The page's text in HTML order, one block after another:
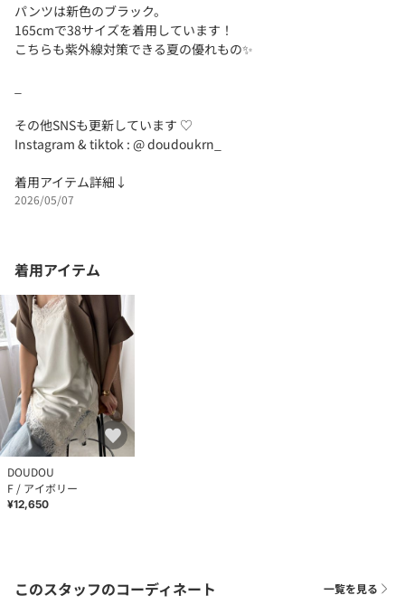
パンツは新色のブラック。
165cmで38サイズを着用しています！
こちらも紫外線対策できる夏の優れもの✨
その他SNSも更新しています ♡
Instagram & tiktok : @ doudoukrn_
着用アイテム詳細↓
2026/05/07
着用アイテム
DOUDOU
F / アイボリー
¥12,650
このスタッフのコーディネート 一覧を見る